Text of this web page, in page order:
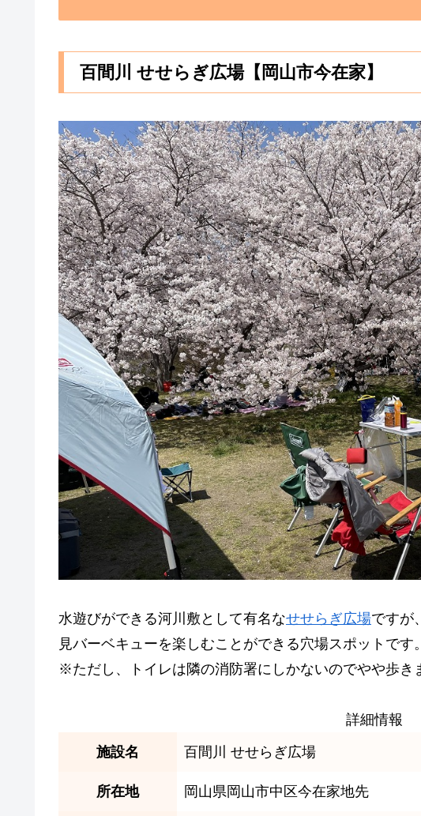
百間川 せせらぎ広場【岡山市今在家】
水遊びができる河川敷として有名なせせらぎ広場ですが
見バーベキューを楽しむことができる穴場スポットです。
※ただし、トイレは隣の消防署にしかないのでやや歩き
詳細情報
施設名 百間川 せせらぎ広場
所在地 岡山県岡山市中区今在家地先